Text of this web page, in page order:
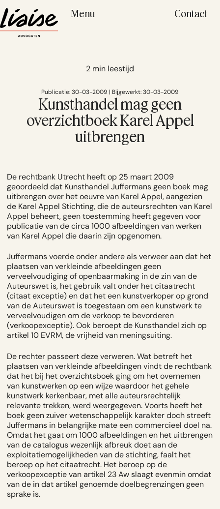
Menu Contact
2 min leestijd
Publicatie: 30-03-2009 | Bijgewerkt: 30-03-2009
Kunsthandel mag geen
overzichtboek Karel Appel
uitbrengen
De rechtbank Utrecht heeft op 25 maart 2009
geoordeeld dat Kunsthandel Juffermans geen boek mag
uitbrengen over het oeuvre van Karel Appel, aangezien
de Karel Appel Stichting, die de auteursrechten van Karel
Appel beheert, geen toestemming heeft gegeven voor
publicatie van de circa 1000 afbeeldingen van werken
van Karel Appel die daarin zijn opgenomen.
Juffermans voerde onder andere als verweer aan dat het
plaatsen van verkleinde afbeeldingen geen
verveelvoudiging of openbaarmaking in de zin van de
Auteurswet is, het gebruik valt onder het citaatrecht
(citaat exceptie) en dat het een kunstverkoper op grond
van de Auteurswet is toegestaan om een kunstwerk te
verveelvoudigen om de verkoop te bevorderen
(verkoopexceptie). Ook beroept de Kunsthandel zich op
artikel 10 EVRM, de vrijheid van meningsuiting.
De rechter passeert deze verweren. Wat betreft het
plaatsen van verkleinde afbeeldingen vindt de rechtbank
dat het bij het overzichtsboek ging om het overnemen
van kunstwerken op een wijze waardoor het gehele
kunstwerk kerkenbaar, met alle auteursrechtelijk
relevante trekken, werd weergegeven. Voorts heeft het
boek geen zuiver wetenschappelijk karakter doch streeft
Juffermans in belangrijke mate een commercieel doel na.
Omdat het gaat om 1000 afbeeldingen en het uitbrengen
van de catalogus wezenlijk afbreuk doet aan de
exploitatiemogelijkheden van de stichting, faalt het
beroep op het citaatrecht. Het beroep op de
verkoopexceptie van artikel 23 Aw slaagt evenmin omdat
van de in dat artikel genoemde doelbegrenzingen geen
sprake is.